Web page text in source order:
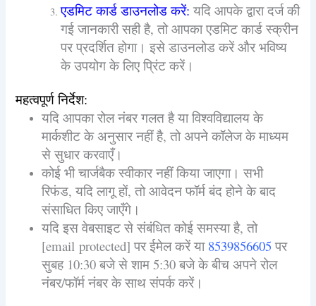
एडमिट कार्ड डाउनलोड करें: यदि आपके द्वारा दर्ज की
गई जानकारी सही है, तो आपका एडमिट कार्ड स्क्रीन
पर प्रदर्शित होगा। इसे डाउनलोड करें और भविष्य
के उपयोग के लिए प्रिंट करें।
महत्वपूर्ण निर्देश:
यदि आपका रोल नंबर गलत है या विश्वविद्यालय के
मार्कशीट के अनुसार नहीं है, तो अपने कॉलेज के माध्यम
से सुधार करवाएँ।
कोई भी चार्जबैक स्वीकार नहीं किया जाएगा। सभी
रिफंड, यदि लागू हों, तो आवेदन फॉर्म बंद होने के बाद
संसाधित किए जाएँगे।
यदि इस वेबसाइट से संबंधित कोई समस्या है, तो
[email protected] पर ईमेल करें या 8539856605 पर
सुबह 10:30 बजे से शाम 5:30 बजे के बीच अपने रोल
नंबर/फॉर्म नंबर के साथ संपर्क करें।